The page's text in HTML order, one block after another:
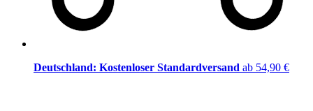
Deutschland: Kostenloser Standardversand ab 54,90 €